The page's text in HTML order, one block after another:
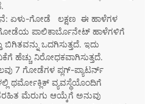
ಏಳು-ಗೋಡೆ
ಲಕ್ಷಣ ಈ ಹಾಳೆಗಳ
ಪಾಲಿಕಾರ್ಬೊನೇಟ್ ಹಾಳೆಗಳಿಗೆ
ಒದಗಿಸುತ್ತದೆ. ಇದು
ಹೆಚ್ಚು ನಿರೋಧಕವಾಗಿಸುತ್ತದೆ.
7 ಗೋಡೆಗಳ ಪ್ಲಗ್-ಪ್ಯಾಟರ್ನ್
ಥರ್ಮೋಕ್ಲಿಕ್ ವ್ಯವಸ್ಥೆಯೊಂದಿಗೆ
ಮೆರುಗು ಆಯ್ಕೆಗೆ ಅನುವು